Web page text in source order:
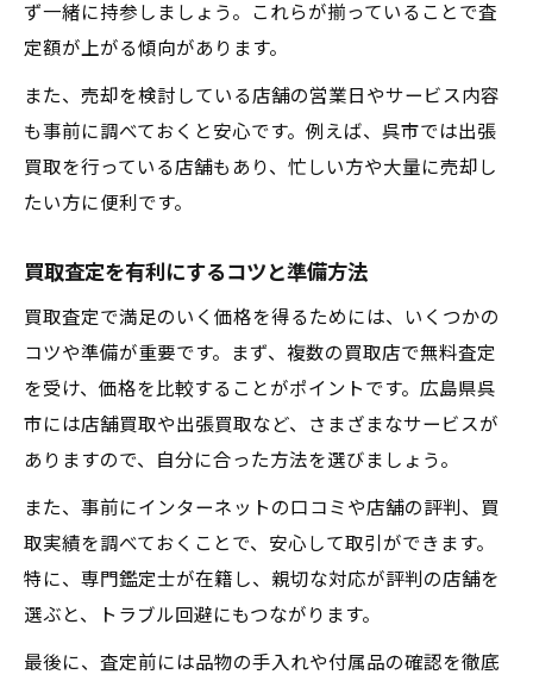
ず一緒に持参しましょう。これらが揃っていることで査
定額が上がる傾向があります。
また、売却を検討している店舗の営業日やサービス内容
も事前に調べておくと安心です。例えば、呉市では出張
買取を行っている店舗もあり、忙しい方や大量に売却し
たい方に便利です。
買取査定を有利にするコツと準備方法
買取査定で満足のいく価格を得るためには、いくつかの
コツや準備が重要です。まず、複数の買取店で無料査定
を受け、価格を比較することがポイントです。広島県呉
市には店舗買取や出張買取など、さまざまなサービスが
ありますので、自分に合った方法を選びましょう。
また、事前にインターネットの口コミや店舗の評判、買
取実績を調べておくことで、安心して取引ができます。
特に、専門鑑定士が在籍し、親切な対応が評判の店舗を
選ぶと、トラブル回避にもつながります。
最後に、査定前には品物の手入れや付属品の確認を徹底